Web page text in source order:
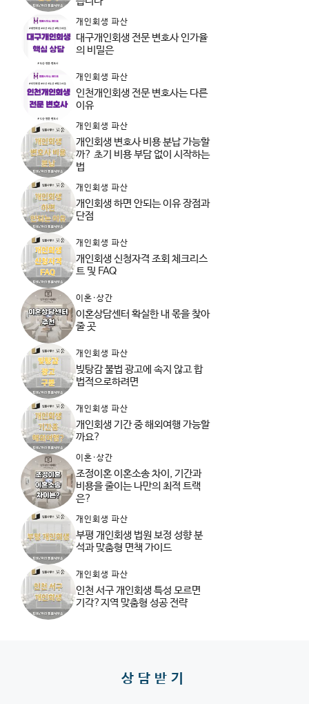
개인회생 파산
대구개인회생 전문 변호사 인가율
의 비밀은
개인회생 파산
인천개인회생 전문 변호사는 다른
이유
개인회생 파산
개인회생 변호사 비용 분납 가능할
까? 초기 비용 부담 없이 시작하는
법
개인회생 파산
개인회생 하면 안되는 이유 장점과
단점
개인회생 파산
개인회생 신청자격 조회 체크리스
트 및 FAQ
이혼·상간
이혼상담센터 확실한 내 몫을 찾아
줄 곳
개인회생 파산
빚탕감 불법 광고에 속지 않고 합
법적으로하려면
개인회생 파산
개인회생 기간 중 해외여행 가능할
까요?
이혼·상간
조정이혼 이혼소송 차이, 기간과
비용을 줄이는 나만의 최적 트랙
은?
개인회생 파산
부평 개인회생 법원 보정 성향 분
석과 맞춤형 면책 가이드
개인회생 파산
인천 서구 개인회생 특성 모르면
기각?지역 맞춤형 성공 전략
상담받기